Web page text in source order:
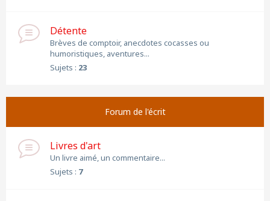
Détente
Brèves de comptoir, anecdotes cocasses ou
humoristiques, aventures...
Sujets : 23
Forum de l'écrit
Livres d'art
Un livre aimé, un commentaire...
Sujets : 7